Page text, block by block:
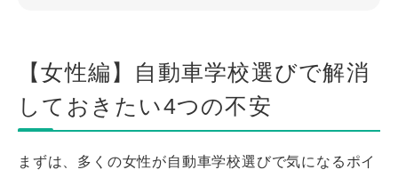
【女性編】自動車学校選びで解消
しておきたい4つの不安
まずは、多くの女性が自動車学校選びで気になるポイ